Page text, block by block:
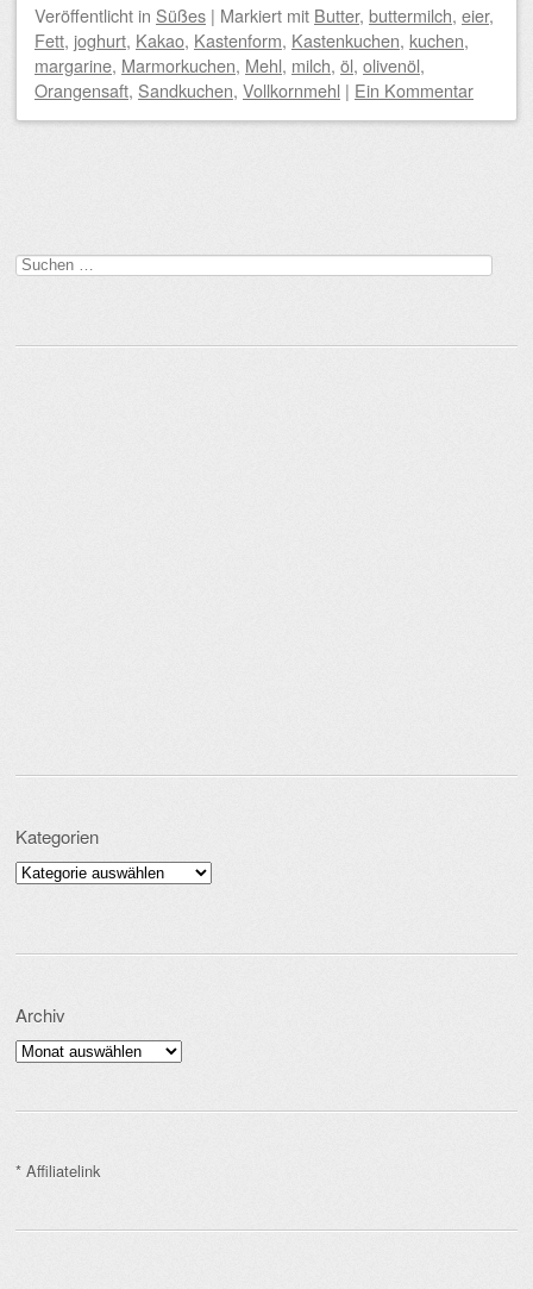
Veröffentlicht in Süßes | Markiert mit Butter, buttermilch, eier,
Fett, joghurt, Kakao, Kastenform, Kastenkuchen, kuchen,
margarine, Marmorkuchen, Mehl, milch, öl, olivenöl,
Orangensaft, Sandkuchen, Vollkornmehl | Ein Kommentar
Suchen
nach:
Kategorien
Kategorien
Archiv
Archiv
* Affiliatelink